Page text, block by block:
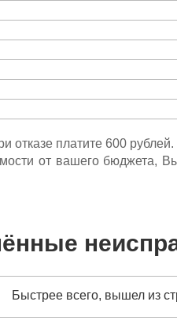
отказе платите 600 рублей.
от вашего бюджета,
Быстрее всего, вышел из